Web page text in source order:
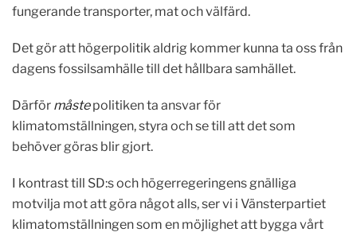
fungerande transporter, mat och välfärd.
Det gör att högerpolitik aldrig kommer kunna ta oss från
dagens fossilsamhälle till det hållbara samhället.
Därför måstepolitiken ta ansvar för
klimatomställningen, styra och se till att det som
behöver göras blir gjort.
I kontrast till SD:s och högerregeringens gnälliga
motvilja mot att göra något alls, ser vi i Vänsterpartiet
klimatomställningen som en möjlighet att bygga vårt